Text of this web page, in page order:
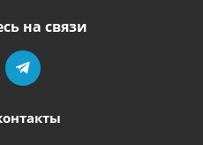
на связи